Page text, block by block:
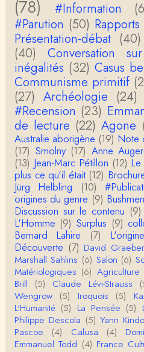
e, publiée chez La
Anonymous
Actuellement c'est
ur? La dernière
roland chaudat
le sous-titre de
n, l’oppression des
roland chaudat
Votre gourmandise
ée parce que Snow
o…
Christophe
...Et merci à vous
davantage une
roland chaudat
Tout à fait d'accord
e n'ai lu qu'un de ses
Anonymous
Homo sapiens a
0 ans. Tout d'abord,
Christophe
Cet article apporte de
dire) en appuyant la
(78) #Information
#Parution (50)
Présentation-débat (40)
(40)
Conversation
inégalités (32) Casus
Communisme primitif
(27) Archéologie (24)
#Recension (23)
de lecture (22) Agone
Australie aborigène (19) Note
(17) Smolny (17) Anne
(13) Jean-Marc Pétillon (12)
plus ce qu'il était (12)
Jürg Helbling
(10)
origines du genre (9) Bushmen
Discussion sur le contenu (9)
L'Homme (9) Surplus (9)
Bernard Lahire
(7)
Découverte (7) David Graeber
Marshall Sahlins (6) Salon (6)
Matériologiques (6) Agriculture
Brill
(5) Claude Lévi-Strauss
Wengrow (5) Iroquois (5)
L'Humanité (5) La Pensée (5)
Philippe Descola (5) Yann Kindo
Pascoe
(4) Calusa (4)
Emmanuel Todd (4) France